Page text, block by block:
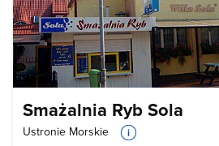
Smażalnia Ryb Sola
Ustronie Morskie